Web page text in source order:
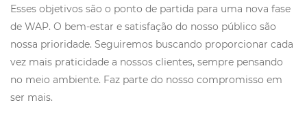
Esses objetivos são o ponto de partida para uma nova fase
de WAP. O bem-estar e satisfação do nosso público são
nossa prioridade. Seguiremos buscando proporcionar cada
vez mais praticidade a nossos clientes, sempre pensando
no meio ambiente. Faz parte do nosso compromisso em
ser mais.